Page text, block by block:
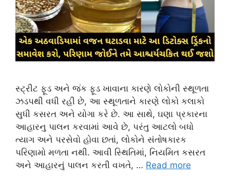
સ્ટ્રીટ ફૂડ અને જંક ફૂડ ખાવાના કારણે લોકોની સ્થૂળતા
ઝડપથી વધી રહી છે, આ સ્થૂળતાને કારણે લોકો કલાકો
સુધી કસરત અને યોગા કરે છે. આ સાથે, ઘણા પ્રકારના
આહારનુ પાલન કરવામાં આવે છે, પરંતુ આટલો બધો
ત્યાગ અને પરસેવો હોવા છતાં, લોકોને સંતોષકારક
પરિણામો મળતા નથી. આવી સ્થિતિમાં, નિયમિત કસરત
અને આહારનું પાલન કરતી વખતે, … Read more